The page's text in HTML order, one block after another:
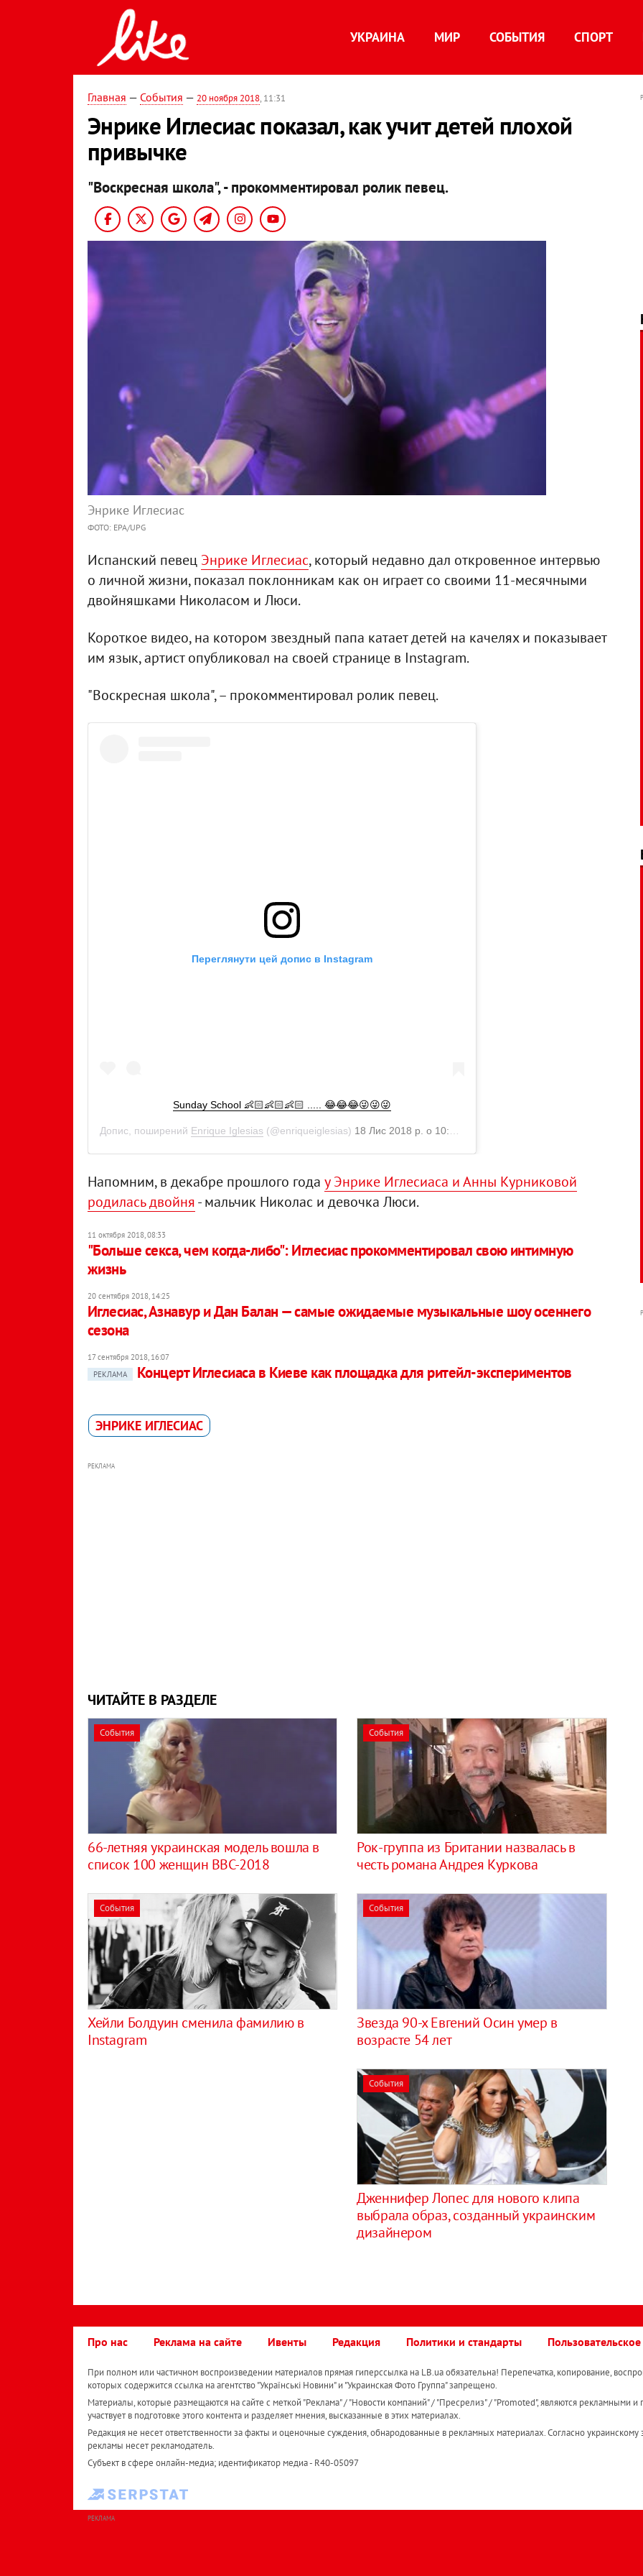
УКРАИНА МИР СОБЫТИЯ СПОРТ
Главная — События — 20 ноября 2018, 11:31
Энрике Иглесиас показал, как учит детей плохой
привычке
"Воскресная школа", - прокомментировал ролик певец.
Энрике Иглесиас
ФОТО: EPA/UPG
Испанский певец Энрике Иглесиас, который недавно дал откровенное интервью
о личной жизни, показал поклонникам как он играет со своими 11-месячными
двойняшками Николасом и Люси.
Короткое видео, на котором звездный папа катает детей на качелях и показывает
им язык, артист опубликовал на своей странице в Instagram.
"Воскресная школа", – прокомментировал ролик певец.
Переглянути цей допис в Instagram
Sunday School 👶🏻👶🏻👶🏻 ..... 😂😂😂😜😜😜
Допис, поширений Enrique Iglesias (@enriqueiglesias) 18 Лис 2018 р. о 10:49 PST
Напомним, в декабре прошлого года у Энрике Иглесиаса и Анны Курниковой
родилась двойня- мальчик Николас и девочка Люси.
11 октября 2018, 08:33
"Больше секса, чем когда-либо": Иглесиас прокомментировал свою интимную
жизнь
20 сентября 2018, 14:25
Иглесиас, Азнавур и Дан Балан — самые ожидаемые музыкальные шоу осеннего
сезона
17 сентября 2018, 16:07
РЕКЛАМА
Концерт Иглесиаса в Киеве как площадка для ритейл-экспериментов
ЭНРИКЕ ИГЛЕСИАС
РЕКЛАМА
ЧИТАЙТЕ В РАЗДЕЛЕ
События
66-летняя украинская модель вошла в
список 100 женщин BBC-2018
События
Рок-группа из Британии назвалась в
честь романа Андрея Куркова
События
Хейли Болдуин сменила фамилию в
Instagram
События
Звезда 90-х Евгений Осин умер в
возрасте 54 лет
События
Дженнифер Лопес для нового клипа
выбрала образ, созданный украинским
дизайнером
Про нас Реклама на сайте Ивенты Редакция Политики и стандарты
При полном или частичном воспроизведении материалов прямая гиперссылка на LB.ua обязательна! Перепечатка, копирование,
которых содержится ссылка на агентство "Українськi Новини" и "Украинская Фото Группа" запрещено.
Материалы, которые размещаются на сайте с меткой "Реклама" / "Новости компаний" / "Пресрелиз" / "Promoted", являются рекламными и
участвует в подготовке этого контента и разделяет мнения, высказанные в этих материалах.
Редакция не несет ответственности за факты и оценочные суждения, обнародованные в рекламных материалах. Согласно украинскому
рекламы несет рекламодатель.
Субъект в сфере онлайн-медиа; идентификатор медиа - R40-05097
РЕКЛАМА